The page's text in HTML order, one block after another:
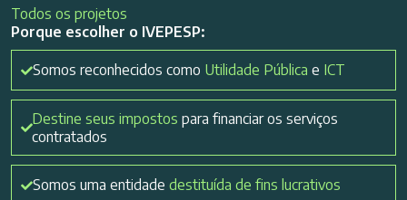
Todos os projetos
Porque escolher o IVEPESP:
Somos reconhecidos como Utilidade Pública e ICT
Destine seus impostos para financiar os serviços
contratados
Somos uma entidade destituída de fins lucrativos